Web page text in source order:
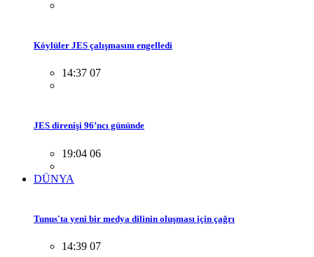
Köylüler JES çalışmasını engelledi
14:37 07
JES direnişi 96’ncı gününde
19:04 06
DÜNYA
Tunus'ta yeni bir medya dilinin oluşması için çağrı
14:39 07